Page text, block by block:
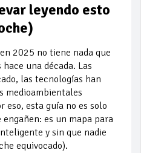
leyendo esto
2025 no tiene nada que
una década. Las
las tecnologías han
medioambientales
eso, esta guía no es solo
es un mapa para
y sin que nadie
equivocado).